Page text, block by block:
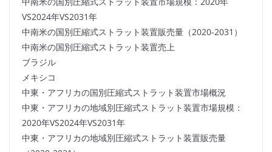
VS2024年VS2031年
中南米の国別圧縮式ストラット装置販売量（2020-2031）
中南米の国別圧縮式ストラット装置売上
ブラジル
メキシコ
中東・アフリカの国別圧縮式ストラット装置市場概況
中東・アフリカの地域別圧縮式ストラット装置市場規模：
2020年VS2024年VS2031年
中東・アフリカの地域別圧縮式ストラット装置販売量